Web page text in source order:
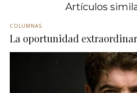
Artículos
COLUMNAS
La oportunidad